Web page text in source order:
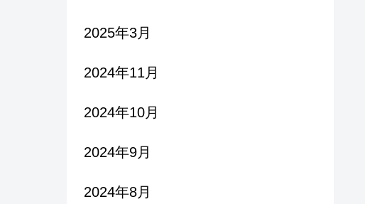
2025年3月
2024年11月
2024年10月
2024年9月
2024年8月